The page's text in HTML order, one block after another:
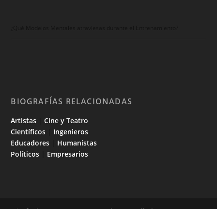
BIOGRAFÍAS RELACIONADAS
Artistas |Cine y Teatro
Científicos
Ingenieros
Educadores
Humanistas
Políticos
Empresarios